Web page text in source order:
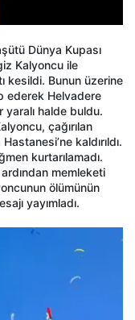
Dünya Kupası
Kalyoncu ile
kesildi. Bunun üzerine
ederek Helvadere
yaralı halde buldu.
çağırılan
kaldırıldı.
kurtarılamadı.
memleketi
ölümünün
yayımladı.